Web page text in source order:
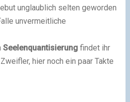
unglaublich selten geworden
unvermeitliche
Seelenquantisierungfindet ihr
hier noch ein paar Takte